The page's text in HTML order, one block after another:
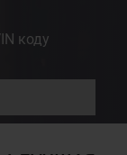
коду